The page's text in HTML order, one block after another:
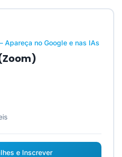
Apareça no Google e nas IAs
e Inscrever